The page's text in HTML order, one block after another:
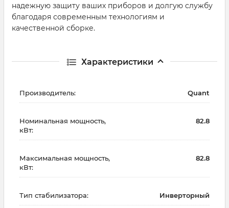
надежную защиту ваших приборов и долгую службу
благодаря современным технологиям и
качественной сборке.
Характеристики
Производитель: Quant
Номинальная мощность,
кВт:
82.8
Максимальная мощность,
кВт:
82.8
Тип стабилизатора: Инверторный